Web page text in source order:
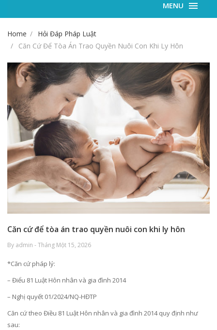
MENU
Home
Hỏi Đáp Pháp Luật
Căn Cứ Để Tòa Án Trao Quyền Nuôi Con Khi Ly Hôn
Căn cứ để tòa án trao quyền nuôi con khi ly hôn
By admin - Tháng Một 15, 2026
*Căn cứ pháp lý:
– Điểu 81 Luật Hôn nhân và gia đình 2014
– Nghị quyết 01/2024/NQ-HĐTP
Căn cứ theo Điều 81 Luật Hôn nhân và gia đình 2014 quy định như
sau: